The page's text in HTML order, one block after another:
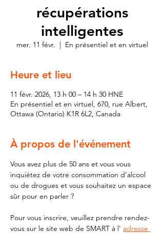
récupérations
intelligentes
mer. 11 févr.
  |
En présentiel et en virtuel
Heure et lieu
11 févr. 2026, 13 h 00 – 14 h 30 HNE
En présentiel et en virtuel, 670, rue Albert,
Ottawa (Ontario) K1R 6L2, Canada
À propos de l'événement
Vous avez plus de 50 ans et vous vous
inquiétez de votre consommation d'alcool
ou de drogues et vous souhaitez un espace
sûr pour en parler ?
Pour vous inscrire, veuillez prendre rendez-
vous sur le site web de SMART à l' adresse